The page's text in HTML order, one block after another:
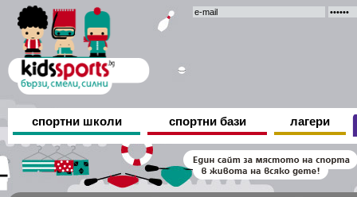
спортни школи спортни бази лагери